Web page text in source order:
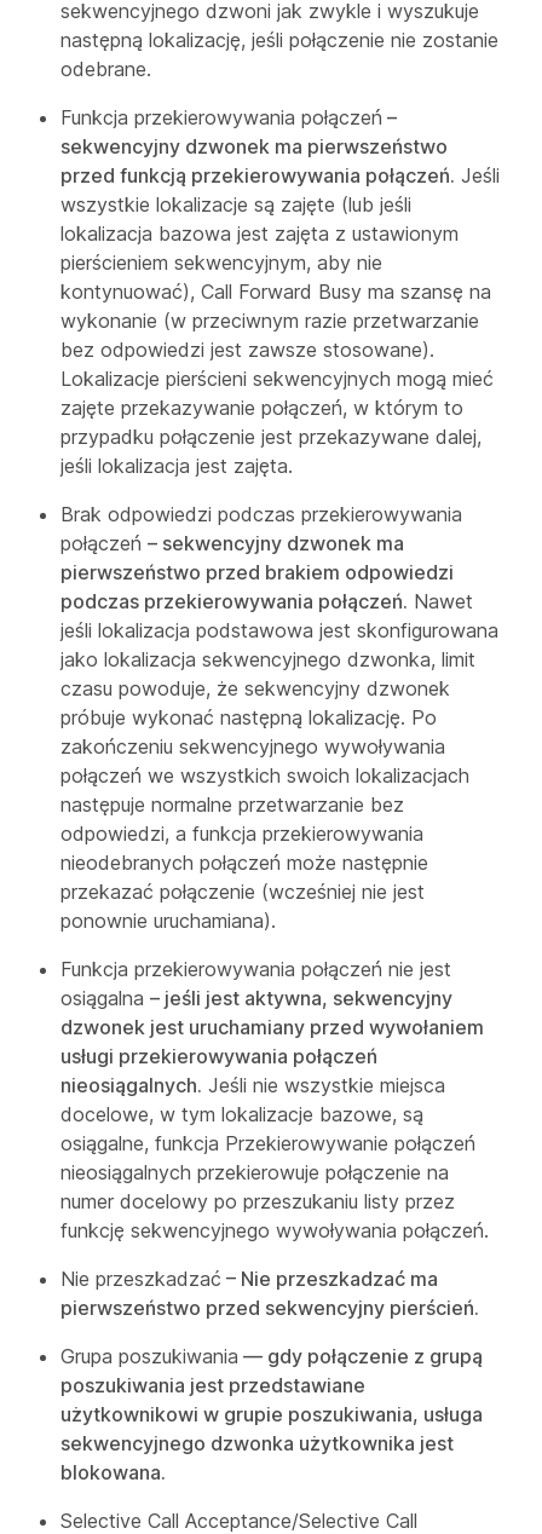
sekwencyjnego dzwoni jak zwykle i wyszukuje
następną lokalizację, jeśli połączenie nie zostanie
odebrane.
Funkcja przekierowywania połączeń –
sekwencyjny dzwonek ma pierwszeństwo
przed funkcją przekierowywania połączeń. Jeśli
wszystkie lokalizacje są zajęte (lub jeśli
lokalizacja bazowa jest zajęta z ustawionym
pierścieniem sekwencyjnym, aby nie
kontynuować), Call Forward Busy ma szansę na
wykonanie (w przeciwnym razie przetwarzanie
bez odpowiedzi jest zawsze stosowane).
Lokalizacje pierścieni sekwencyjnych mogą mieć
zajęte przekazywanie połączeń, w którym to
przypadku połączenie jest przekazywane dalej,
jeśli lokalizacja jest zajęta.
Brak odpowiedzi podczas przekierowywania
połączeń – sekwencyjny dzwonek ma
pierwszeństwo przed brakiem odpowiedzi
podczas przekierowywania połączeń. Nawet
jeśli lokalizacja podstawowa jest skonfigurowana
jako lokalizacja sekwencyjnego dzwonka, limit
czasu powoduje, że sekwencyjny dzwonek
próbuje wykonać następną lokalizację. Po
zakończeniu sekwencyjnego wywoływania
połączeń we wszystkich swoich lokalizacjach
następuje normalne przetwarzanie bez
odpowiedzi, a funkcja przekierowywania
nieodebranych połączeń może następnie
przekazać połączenie (wcześniej nie jest
ponownie uruchamiana).
Funkcja przekierowywania połączeń nie jest
osiągalna – jeśli jest aktywna, sekwencyjny
dzwonek jest uruchamiany przed wywołaniem
usługi przekierowywania połączeń
nieosiągalnych. Jeśli nie wszystkie miejsca
docelowe, w tym lokalizacje bazowe, są
osiągalne, funkcja Przekierowywanie połączeń
nieosiągalnych przekierowuje połączenie na
numer docelowy po przeszukaniu listy przez
funkcję sekwencyjnego wywoływania połączeń.
Nie przeszkadzać – Nie przeszkadzać ma
pierwszeństwo przed sekwencyjny pierścień.
Grupa poszukiwania — gdy połączenie z grupą
poszukiwania jest przedstawiane
użytkownikowi w grupie poszukiwania, usługa
sekwencyjnego dzwonka użytkownika jest
blokowana.
Selective Call Acceptance/Selective Call